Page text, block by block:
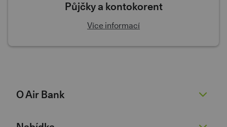
Půjčky a kontokorent
Více informací
O Air Bank
O nás